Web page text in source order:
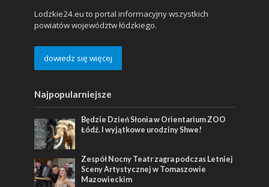
Lodzkie24.eu to portal informacyjny wszystkich
powiatów województw łódzkiego.
dowiedz się więcej
Najpopularniejsze
Będzie Dzień Słonia w Orientarium ZOO
Łódź. I wyjątkowe urodziny Shwe!
Zespół Nocny Teatr zagra podczas Letniej
Sceny Artystycznej w Tomaszowie
Mazowieckim